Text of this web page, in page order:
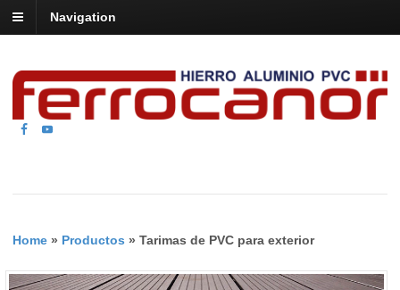
Navigation
Home » Productos » Tarimas de PVC para exterior